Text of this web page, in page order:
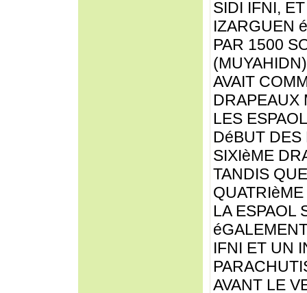
SIDI IFNI,
IZARGUEN
PAR 1500
AVAIT
DRAPEAUX
LES
DéBUT DES
SIXIèME
TANDIS
LA ESPAOL
IFNI ET UN
AVANT LE